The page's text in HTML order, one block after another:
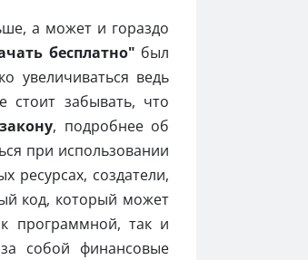
а может и гораздо
бесплатно" был
увеличиваться ведь
стоит забывать, что
, подробнее об
при использовании
ресурсах, создатели,
код, который может
программной, так и
собой финансовые